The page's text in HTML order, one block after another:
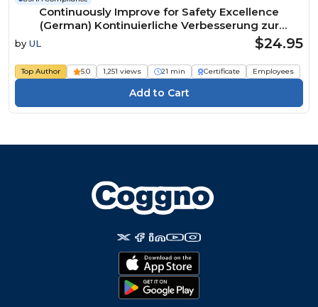
Continuously Improve for Safety Excellence
(German) Kontinuierliche Verbesserung zur
Erreichung der Exzellenz in Sachen Sicherheit
by UL $24.95
Top Author 5.0 1,251 views 21 min Certificate Employees